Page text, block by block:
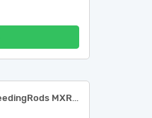
Інверторні генератори MaXpeedingRods MXR3500, за кодом 31120000-3 ("Генератори") ДК 021:2015 Єдиного закупівельного словника